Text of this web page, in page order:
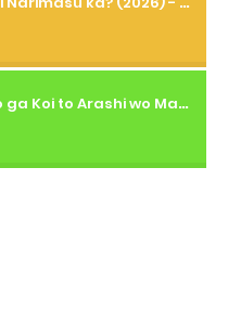
Natsuiro no Kumo ga Koi to Arashi wo Makiokosu (2026) - 01 Subtitle Indonesia